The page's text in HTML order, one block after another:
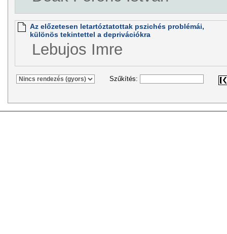
Az előzetesen letartóztatottak pszichés problémái,
különös tekintettel a deprivációkra
Lebujos Imre
Szűkítés: